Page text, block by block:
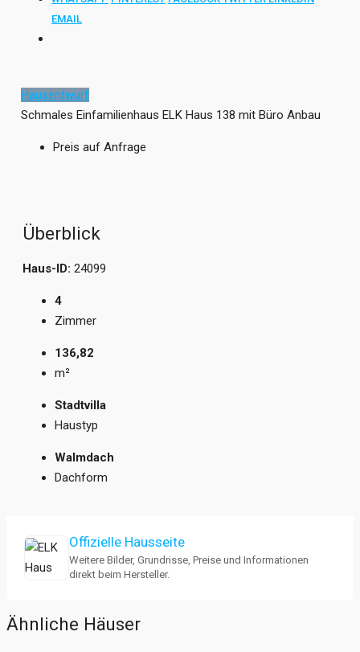
EMAIL
Hausentwurf
Schmales Einfamilienhaus ELK Haus 138 mit Büro Anbau
Preis auf Anfrage
Überblick
Haus-ID: 24099
4
Zimmer
136,82
m²
Stadtvilla
Haustyp
Walmdach
Dachform
Offizielle Hausseite
Weitere Bilder, Grundrisse, Preise und Informationen
direkt beim Hersteller.
Ähnliche Häuser